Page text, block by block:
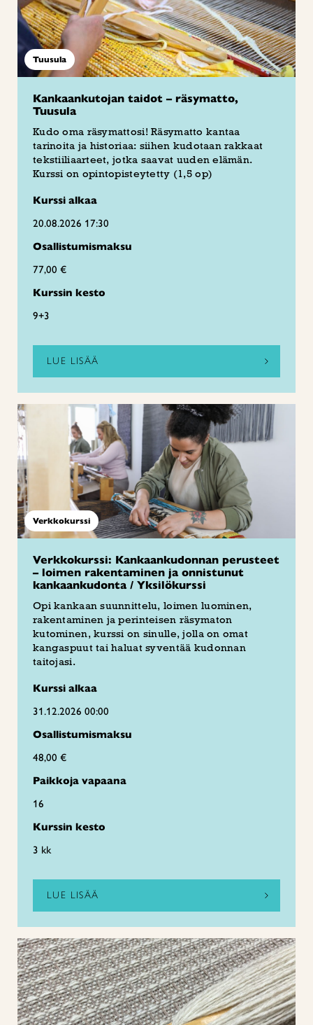
Tuusula
Kankaankutojan taidot – räsymatto,
Tuusula
Kudo oma räsymattosi! Räsymatto kantaa
tarinoita ja historiaa: siihen kudotaan rakkaat
tekstiiliaarteet, jotka saavat uuden elämän.
Kurssi on opintopisteytetty (1,5 op)
Kurssi alkaa
20.08.2026 17:30
Osallistumismaksu
77,00 €
Kurssin kesto
9+3
LUE LISÄÄ
Verkkokurssi
Verkkokurssi: Kankaankudonnan perusteet
– loimen rakentaminen ja onnistunut
kankaankudonta / Yksilökurssi
Opi kankaan suunnittelu, loimen luominen,
rakentaminen ja perinteisen räsymaton
kutominen, kurssi on sinulle, jolla on omat
kangaspuut tai haluat syventää kudonnan
taitojasi.
Kurssi alkaa
31.12.2026 00:00
Osallistumismaksu
48,00 €
Paikkoja vapaana
16
Kurssin kesto
3 kk
LUE LISÄÄ